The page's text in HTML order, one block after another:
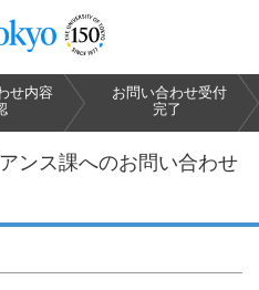
せ内容
お問い合わせ受付
完了
ンス課へのお問い合わせ